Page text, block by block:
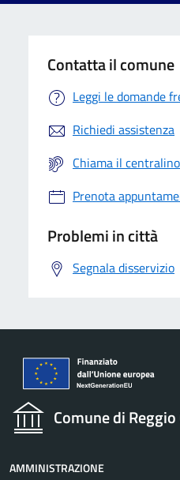
Contatta il comune
Leggi le domande
Richiedi assistenza
Chiama il
Prenota
Problemi in città
Segnala disservizio
Comune di
AMMINISTRAZIONE